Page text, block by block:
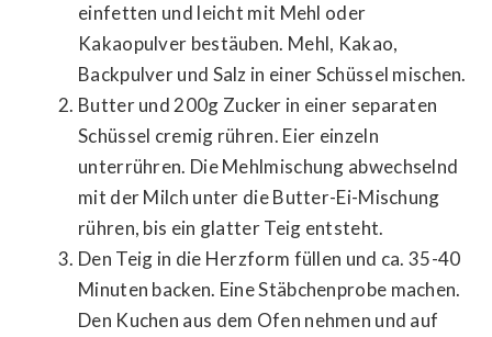
einfetten und leicht mit Mehl oder
Kakaopulver bestäuben. Mehl, Kakao,
Backpulver und Salz in einer Schüssel mischen.
Butter und 200g Zucker in einer separaten
Schüssel cremig rühren. Eier einzeln
unterrühren. Die Mehlmischung abwechselnd
mit der Milch unter die Butter-Ei-Mischung
rühren, bis ein glatter Teig entsteht.
Den Teig in die Herzform füllen und ca. 35-40
Minuten backen. Eine Stäbchenprobe machen.
Den Kuchen aus dem Ofen nehmen und auf